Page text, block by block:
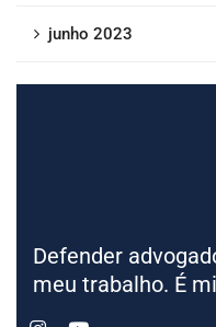
junho 2023
Defender
meu trabalho. É